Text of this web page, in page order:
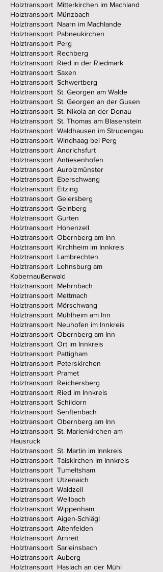
Holztransport Mitterkirchen im Machland
Holztransport Münzbach
Holztransport Naarn im Machlande
Holztransport Pabneukirchen
Holztransport Perg
Holztransport Rechberg
Holztransport Ried in der Riedmark
Holztransport Saxen
Holztransport Schwertberg
Holztransport St. Georgen am Walde
Holztransport St. Georgen an der Gusen
Holztransport St. Nikola an der Donau
Holztransport St. Thomas am Blasenstein
Holztransport Waldhausen im Strudengau
Holztransport Windhaag bei Perg
Holztransport Andrichsfurt
Holztransport Antiesenhofen
Holztransport Aurolzmünster
Holztransport Eberschwang
Holztransport Eitzing
Holztransport Geiersberg
Holztransport Geinberg
Holztransport Gurten
Holztransport Hohenzell
Holztransport Obernberg am Inn
Holztransport Kirchheim im Innkreis
Holztransport Lambrechten
Holztransport Lohnsburg am
Kobernaußerwald
Holztransport Mehrnbach
Holztransport Mettmach
Holztransport Mörschwang
Holztransport Mühlheim am Inn
Holztransport Neuhofen im Innkreis
Holztransport Obernberg am Inn
Holztransport Ort im Innkreis
Holztransport Pattigham
Holztransport Peterskirchen
Holztransport Pramet
Holztransport Reichersberg
Holztransport Ried im Innkreis
Holztransport Schildorn
Holztransport Senftenbach
Holztransport Obernberg am Inn
Holztransport St. Marienkirchen am
Hausruck
Holztransport St. Martin im Innkreis
Holztransport Taiskirchen im Innkreis
Holztransport Tumeltsham
Holztransport Utzenaich
Holztransport Waldzell
Holztransport Weilbach
Holztransport Wippenham
Holztransport Aigen-Schlägl
Holztransport Altenfelden
Holztransport Arnreit
Holztransport Sarleinsbach
Holztransport Auberg
Holztransport Haslach an der Mühl